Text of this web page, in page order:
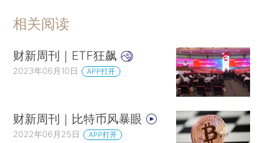
相关阅读
财新周刊｜ETF狂飙
2023年06月10日 APP打开
财新周刊｜比特币风暴眼
2022年06月25日 APP打开